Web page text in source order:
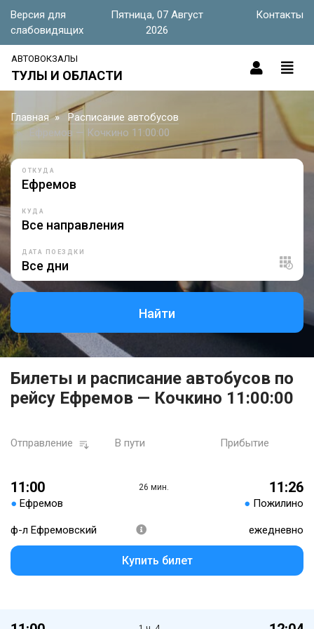
Версия для
слабовидящих
Пятница, 07 Август
2026
Контакты
АВТОВОКЗАЛЫ
ТУЛЫ И ОБЛАСТИ
Главная
Расписание автобусов
Ефремов — Кочкино 11:00:00
ОТКУДА
КУДА
ДАТА ПОЕЗДКИ
Найти
Билеты и расписание автобусов по
рейсу Ефремов — Кочкино 11:00:00
Отправление В пути Прибытие
11:00
● Ефремов
26 мин. 11:26
● Пожилино
ф-л Ефремовский ежедневно
Купить билет